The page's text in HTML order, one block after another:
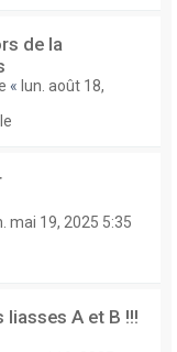
de la
« lun. août 18,
mai 19, 2025 5:35
A et B !!!